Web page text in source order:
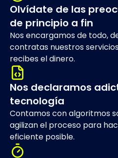
Olvídate de las
de principio a fin
Nos encargamos de todo,
contratas nuestros
recibes el dinero.
Nos declaramos
tecnología
Contamos con algoritmos
agilizan el proceso para
eficiente posible.